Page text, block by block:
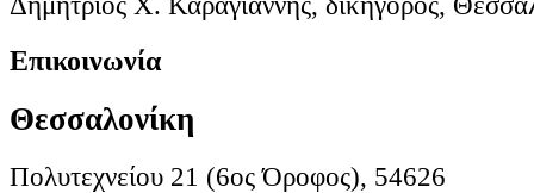
Επικοινωνία
Θεσσαλονίκη
Πολυτεχνείου 21 (6ος Όροφος), 54626